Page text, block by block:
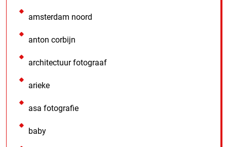
amsterdam noord
anton corbijn
architectuur fotograaf
arieke
asa fotografie
baby